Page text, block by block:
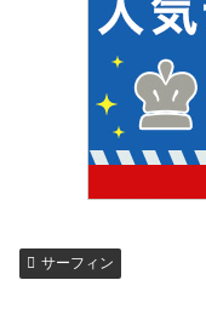
サーフィン